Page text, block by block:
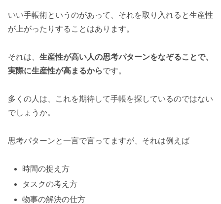
いい手帳術というのがあって、それを取り入れると生産性
が上がったりすることはあります。
それは、 生産性が高い人の思考パターンをなぞることで、
実際に生産性が高まるからです。
多くの人は、これを期待して手帳を探しているのではない
でしょうか。
思考パターンと一言で言ってますが、それは例えば
時間の捉え方
タスクの考え方
物事の解決の仕方